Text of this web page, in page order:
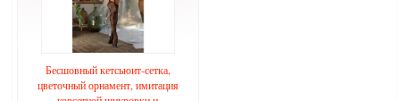
Бесшовный кетсьюит-сетка,
цветочный орнамент, имитация